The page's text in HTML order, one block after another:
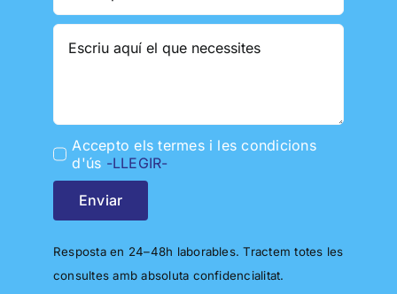
Accepto els termes i les condicions
d'ús -LLEGIR-
Enviar
Resposta en 24–48h laborables. Tractem totes les
consultes amb absoluta confidencialitat.